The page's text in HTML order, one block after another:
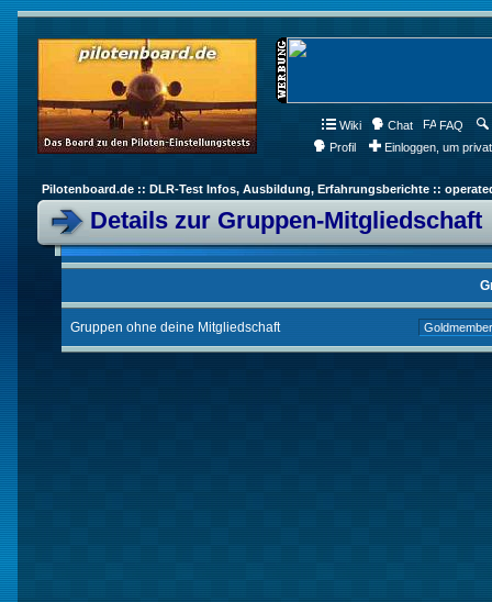
Wiki Chat FAQ
Profil
Einloggen, um
Pilotenboard.de :: DLR-Test Infos, Ausbildung, Erfahrungsberichte ::
Details zur Gruppen-Mitgliedschaft
Gruppen ohne deine Mitgliedschaft